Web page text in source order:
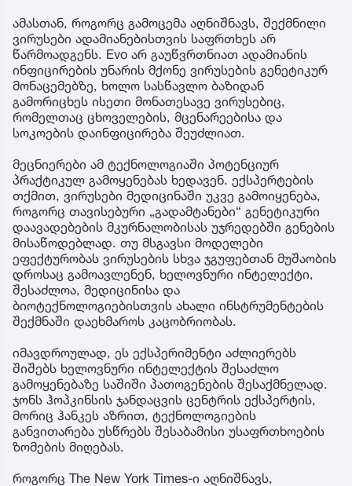
ამასთან, როგორც გამოცემა აღნიშნავს, შექმნილი
ვირუსები ადამიანებისთვის საფრთხეს არ
წარმოადგენს. Evo არ გაუწვრთნიათ ადამიანის
ინფიცირების უნარის მქონე ვირუსების გენეტიკურ
მონაცემებზე, ხოლო სასწავლო ბაზიდან
გამორიცხეს ისეთი მონათესავე ვირუსებიც,
რომელთაც ცხოველების, მცენარეებისა და
სოკოების დაინფიცირება შეუძლიათ.
მეცნიერები ამ ტექნოლოგიაში პოტენციურ
პრაქტიკულ გამოყენებას ხედავენ. ექსპერტების
თქმით, ვირუსები მედიცინაში უკვე გამოიყენება,
როგორც თავისებური „გადამტანები“ გენეტიკური
დაავადებების მკურნალობისას უჯრედებში გენების
მისაწოდებლად. თუ მსგავსი მოდელები
ეფექტურობას ვირუსების სხვა ჯგუფებთან მუშაობის
დროსაც გამოავლენენ, ხელოვნური ინტელექტი,
შესაძლოა, მედიცინისა და
ბიოტექნოლოგიებისთვის ახალი ინსტრუმენტების
შექმნაში დაეხმაროს კაცობრიობას.
იმავდროულად, ეს ექსპერიმენტი აძლიერებს
შიშებს ხელოვნური ინტელექტის შესაძლო
გამოყენებაზე საშიში პათოგენების შესაქმნელად.
ჯონს ჰოპკინსის ჯანდაცვის ცენტრის ექსპერტის,
მორიც ჰანკეს აზრით, ტექნოლოგიების
განვითარება უსწრებს შესაბამისი უსაფრთხოების
ზომების მიღებას.
როგორც The New York Times-ი აღნიშნავს,